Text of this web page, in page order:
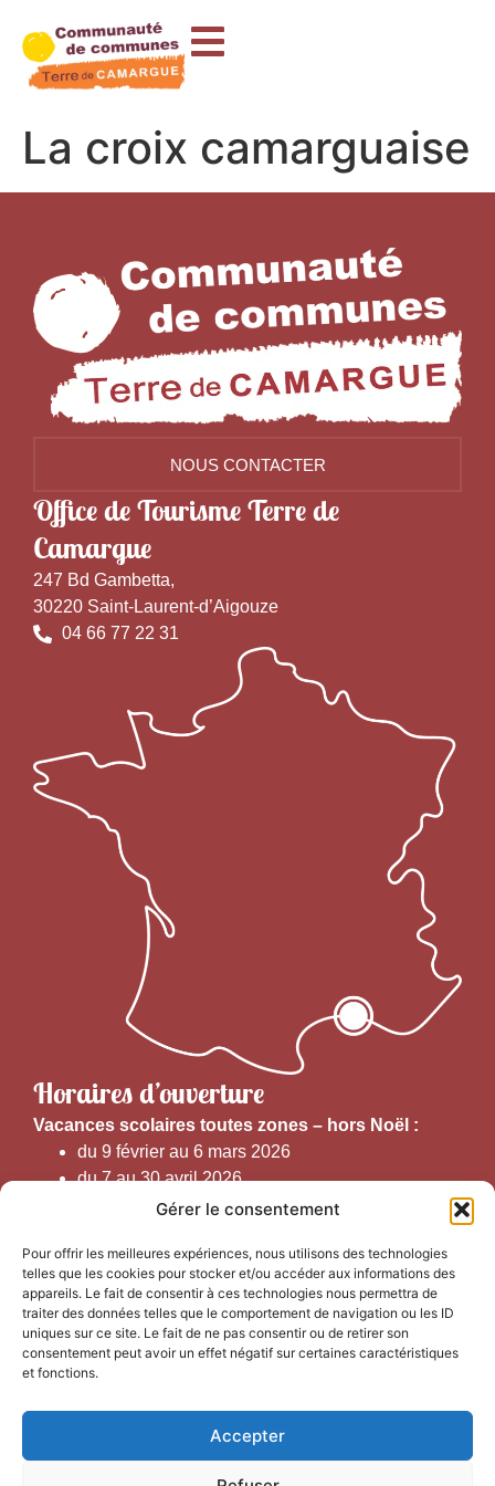
Gérer le consentement
Pour offrir les meilleures expériences, nous utilisons des technologies
telles que les cookies pour stocker et/ou accéder aux informations des
appareils. Le fait de consentir à ces technologies nous permettra de
traiter des données telles que le comportement de navigation ou les ID
uniques sur ce site. Le fait de ne pas consentir ou de retirer son
consentement peut avoir un effet négatif sur certaines caractéristiques
et fonctions.
Accepter
principal
La croix camarguaise
NOUS CONTACTER
Office de Tourisme Terre de
Camargue
247 Bd Gambetta,
30220 Saint-Laurent-d’Aigouze
04 66 77 22 31
Horaires d’ouverture
Vacances scolaires toutes zones – hors Noël :
du 9 février au 6 mars 2026
du 7 au 30 avril 2026
du 1er juin au 30 septembre 2026
Horaires d’ouverture au public :
Du 1er septembre au 30 juin 2026 (hors juillet et août)
du lundi au vendredi de 9h50 à 12h30 et de
Du 1er juillet au 31 août 2026